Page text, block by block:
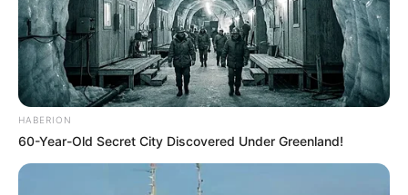
HABERION
60-Year-Old Secret City Discovered Under Greenland!